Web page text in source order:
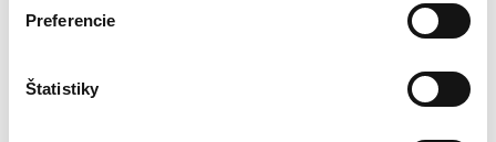
Preferencie
Štatistiky